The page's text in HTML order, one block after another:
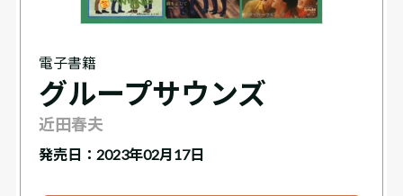
電子書籍
グループサウンズ
近田春夫
発売日：2023年02月17日